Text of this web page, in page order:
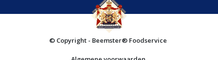
© Copyright - Beemster® Foodservice